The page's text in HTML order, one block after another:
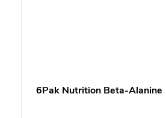
6Pak Nutrition Beta-Alanine